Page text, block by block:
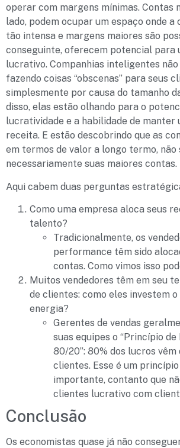
operar com margens mínimas. Contas
lado, podem ocupar um espaço onde a
tão intensa e margens maiores são
conseguinte, oferecem potencial para
lucrativo. Companhias inteligentes
fazendo coisas “obscenas” para seus
simplesmente por causa do tamanho
disso, elas estão olhando para o
lucratividade e a habilidade de manter
receita. E estão descobrindo que as
em termos de valor a longo termo, não
necessariamente suas maiores contas.
Aqui cabem duas perguntas
Como uma empresa aloca seus
talento?
Tradicionalmente, os
performance têm sido
contas. Como vimos isso
Muitos vendedores têm em seu
de clientes: como eles investem
energia?
Gerentes de vendas
suas equipes o “Princípio de
80/20”: 80% dos lucros vêm
clientes. Esse é um
importante, contanto que
clientes lucrativo com
Conclusão
Os economistas quase já não